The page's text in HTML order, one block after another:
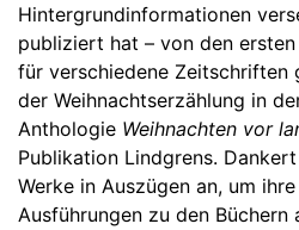
Hintergrundinformationen
publiziert hat – von den
für verschiedene Zeitschriften
der Weihnachtserzählung in
Anthologie Weihnachten vor
Publikation Lindgrens.
Werke in Auszügen an, um
Ausführungen zu den Büchern